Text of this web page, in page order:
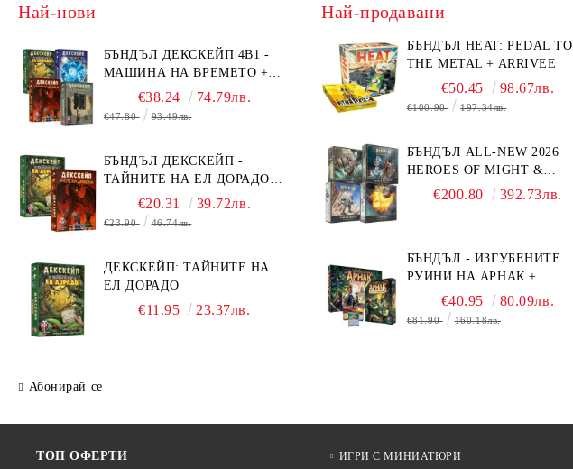
Най-нови
БЪНДЪЛ ДЕКСКЕЙП 4В1 -
МАШИНА НА ВРЕМЕТО +
БЯГСТВО ОТ АЛКАТРАЗ +
ТАЙНИТЕ НА ЕЛ ДОРАДО +
€38.24 74.79лв.
€47.80 93.49лв.
БЪНДЪЛ ДЕКСКЕЙП -
ТАЙНИТЕ НА ЕЛ ДОРАДО +
ОЧИТЕ НА ДРАКОНА
€20.31 39.72лв.
€23.90 46.74лв.
ДЕКСКЕЙП: ТАЙНИТЕ НА
ЕЛ ДОРАДО
€11.95 23.37лв.
Абонирай се
Най-продавани
БЪНДЪЛ HEAT: PEDAL TO
THE METAL + ARRIVEE
€50.45 98.67лв.
€100.90 197.34лв.
БЪНДЪЛ ALL-NEW 2026
HEROES OF MIGHT &
MAGIC III: THE BOARD
€200.80 392.73лв.
БЪНДЪЛ - ИЗГУБЕНИТЕ
РУИНИ НА АРНАК +
ВОДАЧИ НА ЕКСПЕДИЦИИ
+ ПРОМО КАРТИ
€40.95 80.09лв.
€81.90 160.18лв.
ТОП ОФЕРТИ
ИГРИ С МИНИАТЮРИ